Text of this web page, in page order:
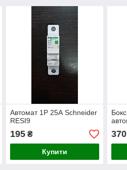
Автомат 1Р 25А Schneider
RESI9
195₴
Купити
370